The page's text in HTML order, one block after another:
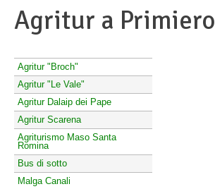
Agritur a Primiero
Agritur "Broch"
Agritur "Le Vale"
Agritur Dalaip dei Pape
Agritur Scarena
Agriturismo Maso Santa
Romina
Bus di sotto
Malga Canali